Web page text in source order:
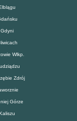
Wlkp.
Zdrój
Górze